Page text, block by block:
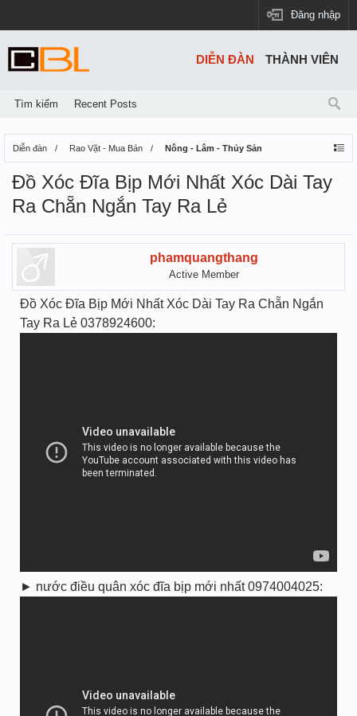
Đăng nhập
Diễn đàn Rao Vặt - Mua Bán Nông - Lâm - Thủy Sản
Đồ Xóc Đĩa Bịp Mới Nhất Xóc Dài Tay
Ra Chẵn Ngắn Tay Ra Lẻ
phamquangthang
Active Member
Đồ Xóc Đĩa Bịp Mới Nhất Xóc Dài Tay Ra Chẵn Ngắn
Tay Ra Lẻ 0378924600:
► nước điều quân xóc đĩa bịp mới nhất 0974004025:
DIỄN ĐÀN
Tìm kiếm Recent Posts
THÀNH VIÊN